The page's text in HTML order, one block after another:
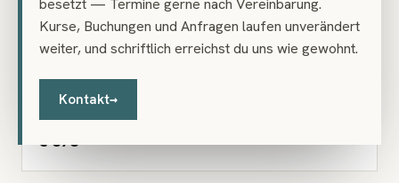
besetzt — Termine gerne nach Vereinbarung.
Kurse, Buchungen und Anfragen laufen unverändert
weiter, und schriftlich erreichst du uns wie gewohnt.
Kontakt→
ERWACHSENE
Sieben Abende zum Aquarell
mit Monika Häusler
Wie aus einer Prise Farbstaub und einer Menge Wasser
ein Bild entsteht: sieben Abende Aquarell – Grundlagen
und Experimente.
€ 378